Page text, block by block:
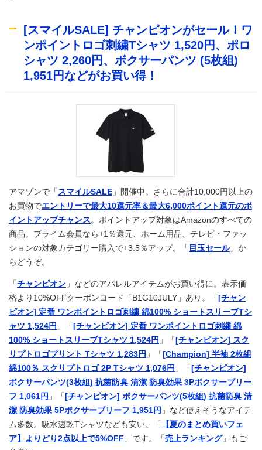
[スマイルSALE] チャンピオンがセール！ワ
ンポイントロゴ刺繍Tシャツ 1,520円、ポロ
シャツ 2,260円、ボクサーパンツ (5枚組)
1,951円などがお買い得！
アマゾンで「 スマイルSALE 」開催中。さらに合計10,000円以上の
お買物でエントリーで最大10還元率＆最大6,000ポイント還元のポ
イントアップチャンス 。ポイントアップ対象はAmazonのすべての
商品。プライム会員なら+1％還元、ホーム用品、テレビ・ファッ
ションの対象カテゴリー購入で+3.5％アップ。「 目玉セール」か
らどうぞ。
「 チャンピオン 」などのアパレルアイテムがお買い得に。表示価
格より10%OFFクーポンコード「B1G10JULY」あり。「 [チャン
ピオン] 定番 ワンポイントロゴ刺繍 綿100% ショートスリーブTシ
ャツ 1,524円 」「 [チャンピオン] 定番 ワンポイントロゴ刺繍 綿
100% ショートスリーブTシャツ 1,524円 」「 [チャンピオン] スク
リプトロゴプリント Tシャツ 1,283円 」「 [Champion] 半袖 2枚組
綿100％ スクリプトロゴ 2P Tシャツ 1,076円 」「 [チャンピオン]
ボクサーパンツ(3枚組) 抗菌防臭 清潔 防臭効果 3Pボクサーブリー
フ 1,061円 」「 [チャンピオン] ボクサーパンツ(5枚組) 抗菌防臭 清
潔 防臭効果 5Pボクサーブリーフ 1,951円 」など使えそうなアイテ
ム多数。吸水速乾Tシャツなども安い。「
【夏のまとめ買いフェ
ア】よりどり2点以上で5%OFF 」です。「 売上ランキング」もご